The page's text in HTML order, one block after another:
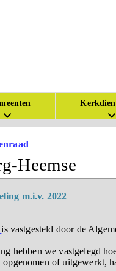
Heemse
m.i.v. 2022
is vastgesteld door de
hebben we vastgelegd
of uitgewerkt,